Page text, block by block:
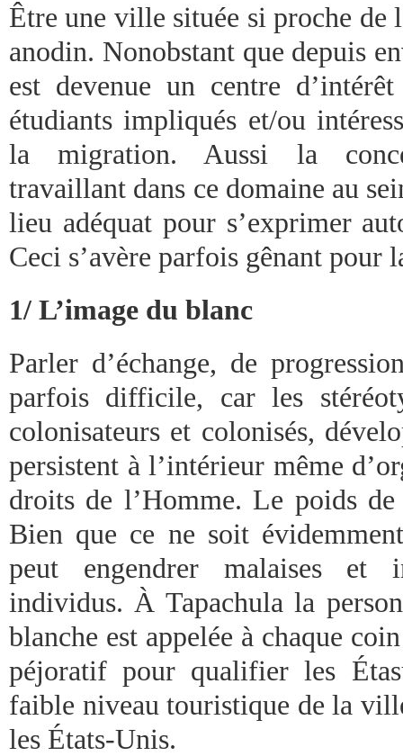
Être une ville située si proche de
anodin. Nonobstant que depuis
est devenue un centre
étudiants impliqués et/ou
la migration. Aussi la
travaillant dans ce domaine au
lieu adéquat pour s’exprimer
Ceci s’avère parfois gênant pour
1/ L’image du blanc
Parler d’échange, de
parfois difficile, car les
colonisateurs et colonisés,
persistent à l’intérieur même
droits de l’Homme. Le poids
Bien que ce ne soit
peut engendrer malaises et
individus. À Tapachula la
blanche est appelée à chaque
péjoratif pour qualifier les
faible niveau touristique de la
les États-Unis.